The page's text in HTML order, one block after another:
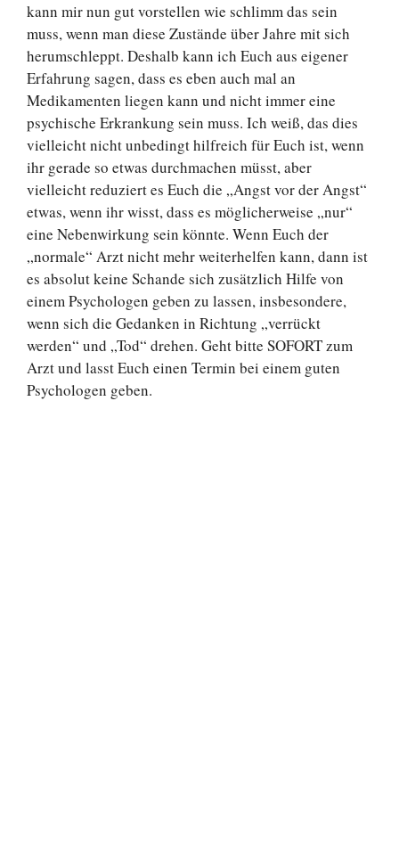
kann mir nun gut vorstellen wie schlimm das sein
muss, wenn man diese Zustände über Jahre mit sich
herumschleppt. Deshalb kann ich Euch aus eigener
Erfahrung sagen, dass es eben auch mal an
Medikamenten liegen kann und nicht immer eine
psychische Erkrankung sein muss. Ich weiß, das dies
vielleicht nicht unbedingt hilfreich für Euch ist, wenn
ihr gerade so etwas durchmachen müsst, aber
vielleicht reduziert es Euch die „Angst vor der Angst“
etwas, wenn ihr wisst, dass es möglicherweise „nur“
eine Nebenwirkung sein könnte. Wenn Euch der
„normale“ Arzt nicht mehr weiterhelfen kann, dann ist
es absolut keine Schande sich zusätzlich Hilfe von
einem Psychologen geben zu lassen, insbesondere,
wenn sich die Gedanken in Richtung „verrückt
werden“ und „Tod“ drehen. Geht bitte SOFORT zum
Arzt und lasst Euch einen Termin bei einem guten
Psychologen geben.